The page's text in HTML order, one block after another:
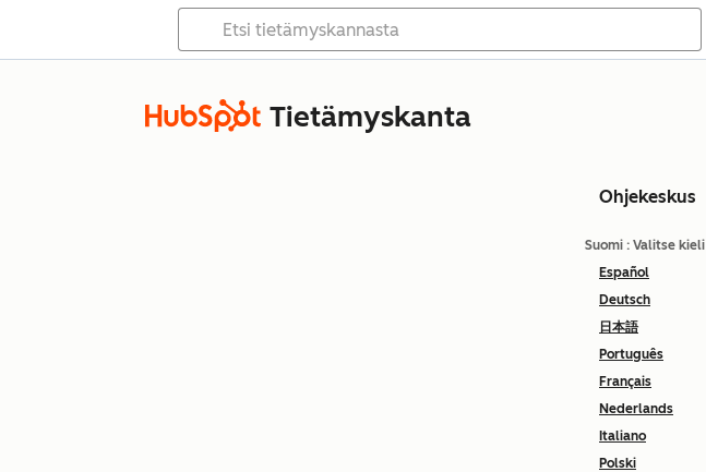
Tietämyskanta
Ohjekeskus
Suomi : Valitse kieli
Español
Deutsch
日本語
Português
Français
Nederlands
Italiano
Polski